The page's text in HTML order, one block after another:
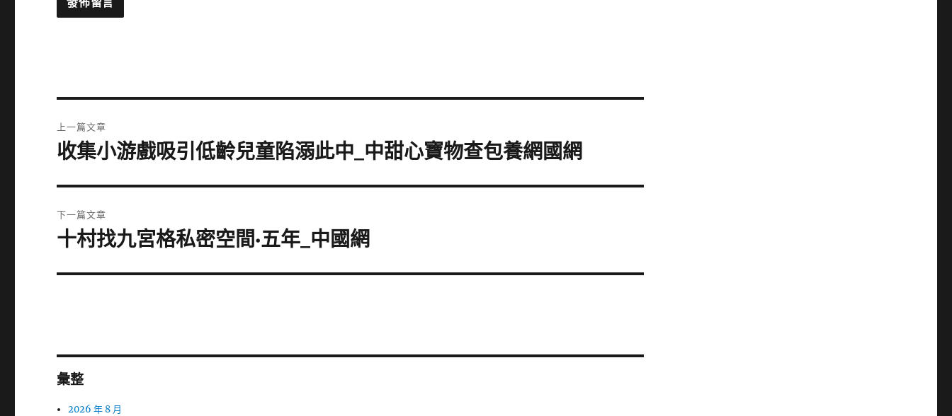
章
上一篇文章
上
篇
章:
收集小游戲吸引低齡兒童陷溺此中_中甜心寶物查包養網國網
下一篇文章
下
篇
十村找九宮格私密空間·五年_中國網
彙整
2026 年 8 月